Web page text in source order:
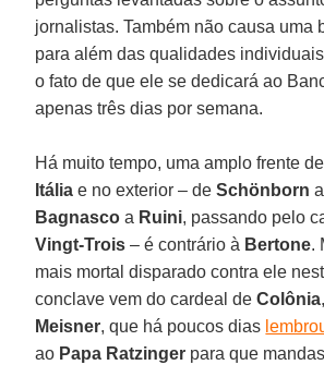
jornalistas. Também não causa uma
para além das qualidades
o fato de que ele se dedicará ao
apenas três dias por semana.
Há muito tempo, uma amplo frente
Itáliae no exterior – deSchönborn
Bagnascoa Ruini, passando pelo
Vingt-Trois– é contrário à Bertone.
mais mortal disparado contra ele
conclave vem do cardeal deColônia
Meisner, que há poucos dias
ao Papa Ratzinger para que